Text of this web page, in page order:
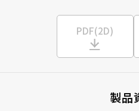
PDF(2D)
製品